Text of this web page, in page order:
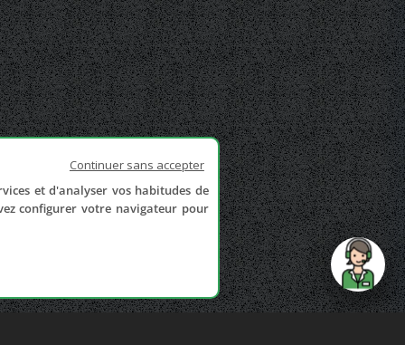
Continuer sans accepter
et d'analyser vos habitudes de
configurer votre navigateur pour